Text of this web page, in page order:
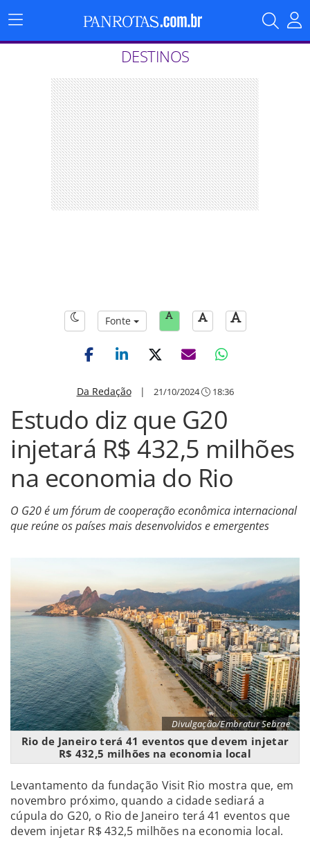
Menu
Principal
DESTINOS
Fonte
Da Redação| 21/10/2024 18:36
Estudo diz que G20
injetará R$ 432,5 milhões
na economia do Rio
O G20 é um fórum de cooperação econômica internacional
que reúne os países mais desenvolvidos e emergentes
Divulgação/Embratur Sebrae
Rio de Janeiro terá 41 eventos que devem injetar
R$ 432,5 milhões na economia local
Levantamento da fundação Visit Rio mostra que, em
novembro próximo, quando a cidade sediará a
cúpula do G20, o Rio de Janeiro terá 41 eventos que
devem injetar R$ 432,5 milhões na economia local.